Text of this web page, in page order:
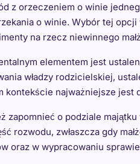
z orzeczeniem o winie
o winie. Wybór tej
na rzecz niewinnego
elementem jest
władzy rodzicielskiej,
kontekście najważniejsze
zapomnieć o podziale
rozwodu, zwłaszcza gdy
oraz w wypracowaniu